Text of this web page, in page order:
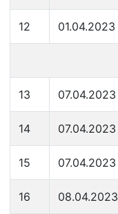
12 01.04.2023
13 07.04.2023
14 07.04.2023
15 07.04.2023
16 08.04.2023